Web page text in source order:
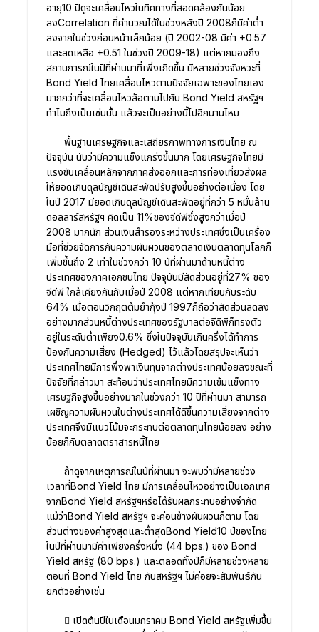
อายุ10 ปีดูจะเคลื่อนไหวในทิศทางที่สอดคล้องกันน้อย
ลงCorrelation ที่คำนวณได้ในช่วงหลังปี 2008ก็มีค่าต่ำ
ลงจากในช่วงก่อนหน้าเล็กน้อย (ปี 2002-08 มีค่า +0.57
และลดเหลือ +0.51 ในช่วงปี 2009-18) แต่หากมองถึง
สถานการณ์ในปีที่ผ่านมาที่เพิ่งเกิดขึ้น มีหลายช่วงจังหวะที่
Bond Yield ไทยเคลื่อนไหวตามปัจจัยเฉพาะของไทยเอง
มากกว่าที่จะเคลื่อนไหวล้อตามไปกับ Bond Yield สหรัฐฯ
ทำไมถึงเป็นเช่นนั้น แล้วจะเป็นอย่างนี้ไปอีกนานไหม
พื้นฐานเศรษฐกิจและเสถียรภาพทางการเงินไทย ณ
ปัจจุบัน นับว่ามีความแข็งแกร่งขึ้นมาก โดยเศรษฐกิจไทยมี
แรงขับเคลื่อนหลักจากภาคส่งออกและการท่องเที่ยวส่งผล
ให้ยอดเกินดุลบัญชีเดินสะพัดปรับสูงขึ้นอย่างต่อเนื่อง โดย
ในปี 2017 มียอดเกินดุลบัญชีเดินสะพัดอยู่ที่กว่า 5 หมื่นล้าน
ดอลลาร์สหรัฐฯ คิดเป็น 11%ของจีดีพีซึ่งสูงกว่าเมื่อปี
2008 มากนัก ส่วนเงินสำรองระหว่างประเทศซึ่งเป็นเครื่อง
มือที่ช่วยจัดการกับความผันผวนของตลาดเงินตลาดทุนโลกก็
เพิ่มขึ้นถึง 2 เท่าในช่วงกว่า 10 ปีที่ผ่านมาด้านหนี้ต่าง
ประเทศของภาคเอกชนไทย ปัจจุบันมีสัดส่วนอยู่ที่27% ของ
จีดีพี ใกล้เคียงกันกับเมื่อปี 2008 แต่หากเทียบกับระดับ
64% เมื่อตอนวิกฤตต้มยำกุ้งปี 1997ก็ถือว่าสัดส่วนลดลง
อย่างมากส่วนหนี้ต่างประเทศของรัฐบาลต่อจีดีพีก็ทรงตัว
อยู่ในระดับต่ำเพียง0.6% ซึ่งในปัจจุบันเกินครึ่งได้ทำการ
ป้องกันความเสี่ยง (Hedged) ไว้แล้วโดยสรุปจะเห็นว่า
ประเทศไทยมีการพึ่งพาเงินทุนจากต่างประเทศน้อยลงขณะที่
ปัจจัยที่กล่าวมา สะท้อนว่าประเทศไทยมีความเข้มแข็งทาง
เศรษฐกิจสูงขึ้นอย่างมากในช่วงกว่า 10 ปีที่ผ่านมา สามารถ
เผชิญความผันผวนในต่างประเทศได้ดีขึ้นความเสี่ยงจากต่าง
ประเทศจึงมีแนวโน้มจะกระทบต่อตลาดทุนไทยน้อยลง อย่าง
น้อยก็กับตลาดตราสารหนี้ไทย
ถ้าดูจากเหตุการณ์ในปีที่ผ่านมา จะพบว่ามีหลายช่วง
เวลาที่Bond Yield ไทย มีการเคลื่อนไหวอย่างเป็นเอกเทศ
จากBond Yield สหรัฐฯหรือได้รับผลกระทบอย่างจำกัด
แม้ว่าBond Yield สหรัฐฯ จะค่อนข้างผันผวนก็ตาม โดย
ส่วนต่างของค่าสูงสุดและต่ำสุดBond Yield10 ปีของไทย
ในปีที่ผ่านมามีค่าเพียงครึ่งหนึ่ง (44 bps.) ของ Bond
Yield สหรัฐ (80 bps.) และตลอดทั้งปีก็มีหลายช่วงหลาย
ตอนที่ Bond Yield ไทย กับสหรัฐฯ ไม่ค่อยจะสัมพันธ์กัน
ยกตัวอย่างเช่น
 เปิดต้นปีในเดือนมกราคม Bond Yield สหรัฐเพิ่มขึ้น